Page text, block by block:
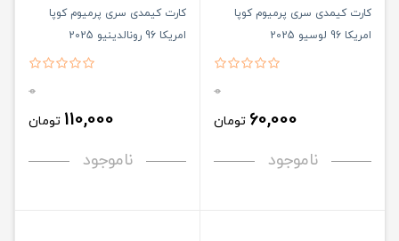
کارت کیمدی سری پرمیوم کوپا
امریکا 96 لوسیو 2025
0
60,000 تومان
ناموجود
کارت کیمدی سری پرمیوم کوپا
امریکا 96 رونالدینیو 2025
0
110,000 تومان
ناموجود